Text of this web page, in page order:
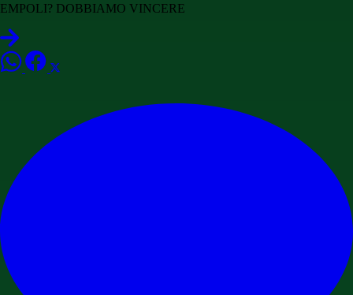
EMPOLI? DOBBIAMO VINCERE